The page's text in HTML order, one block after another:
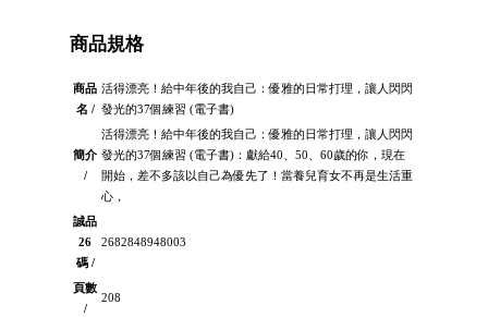
商品規格
商品
名 /
活得漂亮！給中年後的我自己：優雅的日常打理，讓人閃閃
發光的37個練習 (電子書)
簡介
/
活得漂亮！給中年後的我自己：優雅的日常打理，讓人閃閃
發光的37個練習 (電子書)：獻給40、50、60歲的你，現在
開始，差不多該以自己為優先了！當養兒育女不再是生活重
心，
誠品
26
碼 /
2682848948003
頁數
/
208